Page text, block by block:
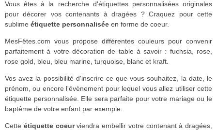
Vous êtes à la recherche d'étiquettes personnalisées originales
pour décorer vos contenants à dragées ? Craquez pour cette
sublime étiquette personnalisée en forme de coeur.
MesFêtes.com vous propose différentes couleurs pour convenir
parfaitement à votre décoration de table à savoir : fuchsia, rose,
rose gold, bleu, bleu marine, turquoise, blanc et kraft.
Vos avez la possibilité d'inscrire ce que vous souhaitez, la date, le
prénom, ou encore l'évènement pour lequel vous allez utiliser cette
étiquette personnalisée. Elle sera parfaite pour votre mariage ou le
baptême de votre enfant par exemple.
Cette étiquette coeurviendra embellir votre contenant à dragées,